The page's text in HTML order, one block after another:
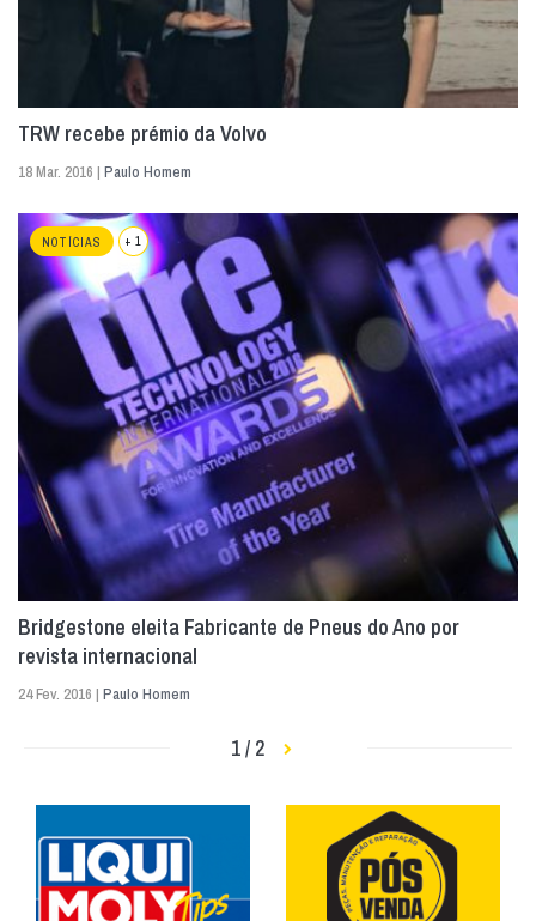
TRW recebe prémio da Volvo
18 Mar. 2016 | Paulo Homem
NOTÍCIAS + 1
Bridgestone eleita Fabricante de Pneus do Ano por
revista internacional
24 Fev. 2016 | Paulo Homem
1 / 2